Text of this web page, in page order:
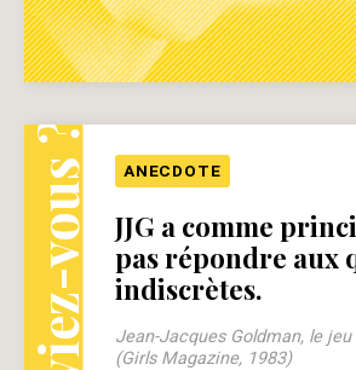
ANECDOTE
JJG a comme
pas répondre aux
indiscrètes.
Jean-Jacques Goldman, le
(Girls Magazine, 1983)